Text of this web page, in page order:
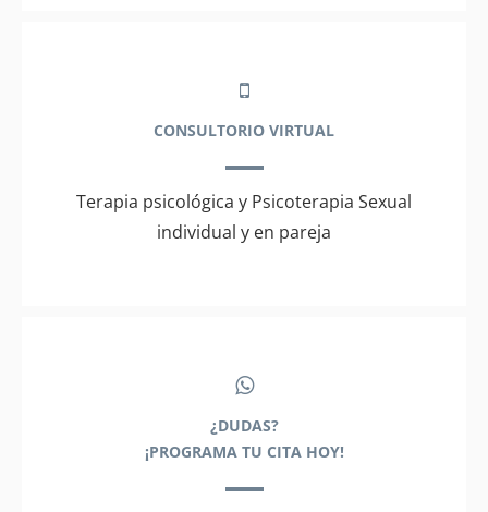
CONSULTORIO VIRTUAL
Terapia psicológica y Psicoterapia Sexual
individual y en pareja
¿DUDAS?
¡PROGRAMA TU CITA HOY!